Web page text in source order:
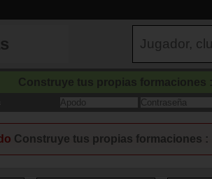
Construye tus propias formaciones :
Construye tus propias formaciones :